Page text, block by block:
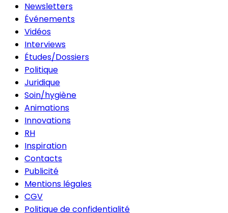
Newsletters
Événements
Vidéos
Interviews
Études/Dossiers
Politique
Juridique
Soin/hygiène
Animations
Innovations
RH
Inspiration
Contacts
Publicité
Mentions légales
CGV
Politique de confidentialité